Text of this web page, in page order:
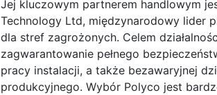
Jej kluczowym partnerem handlowym
Technology Ltd, międzynarodowy lider
dla stref zagrożonych. Celem
zagwarantowanie pełnego
pracy instalacji, a także bezawaryjnej
produkcyjnego. Wybór Polyco jest